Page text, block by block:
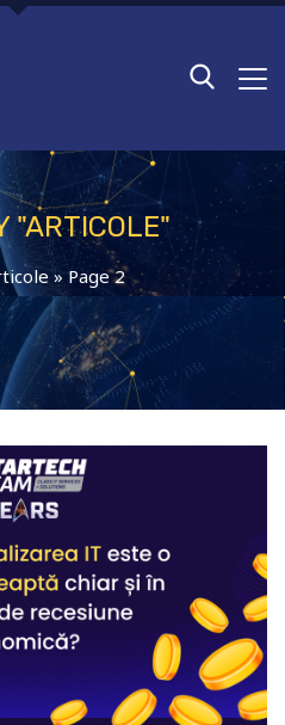
"ARTICOLE"
»Page 2